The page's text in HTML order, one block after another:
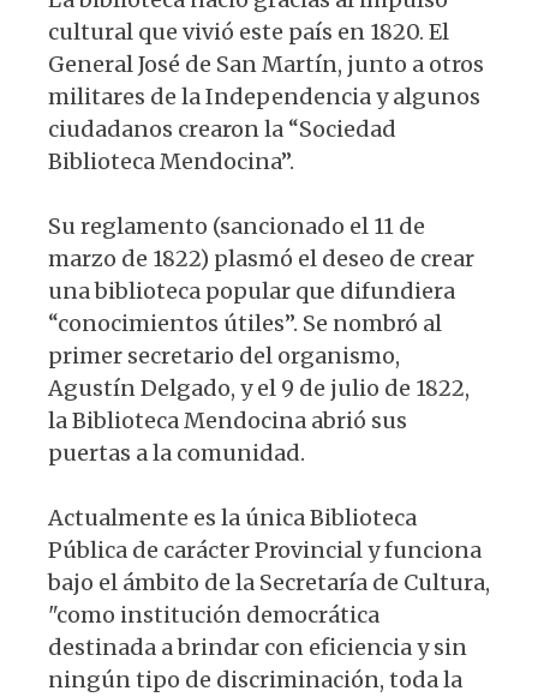
cultural que vivió este país en 1820. El
General José de San Martín, junto a otros
militares de la Independencia y algunos
ciudadanos crearon la “Sociedad
Biblioteca Mendocina”.
Su reglamento (sancionado el 11 de
marzo de 1822) plasmó el deseo de crear
una biblioteca popular que difundiera
“conocimientos útiles”. Se nombró al
primer secretario del organismo,
Agustín Delgado, y el 9 de julio de 1822,
la Biblioteca Mendocina abrió sus
puertas a la comunidad.
Actualmente es la única Biblioteca
Pública de carácter Provincial y funciona
bajo el ámbito de la Secretaría de Cultura,
"como institución democrática
destinada a brindar con eficiencia y sin
ningún tipo de discriminación, toda la